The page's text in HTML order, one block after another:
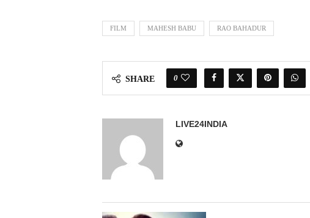
FILM MAHESH BABU RAO BAHADUR
SHARE 0
LIVE24INDIA